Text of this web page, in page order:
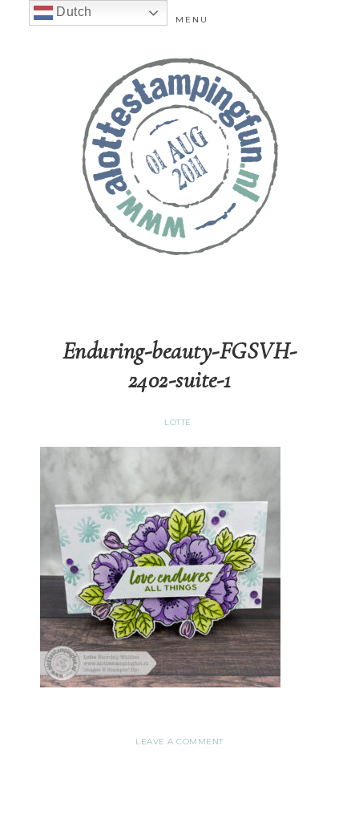
MENU
Enduring-beauty-FGSVH-
2402-suite-1
LOTTE
LEAVE A COMMENT
Dutch